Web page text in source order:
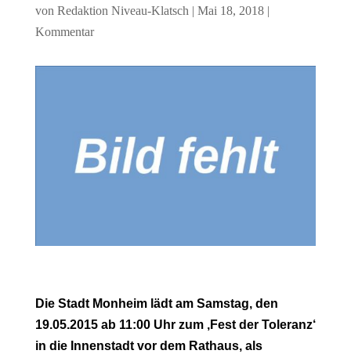
von Redaktion Niveau-Klatsch | Mai 18, 2018|
Kommentar
Die Stadt Monheim lädt am Samstag, den
19.05.2015 ab 11:00 Uhr zum ‚Fest der Toleranz‘
in die Innenstadt vor dem Rathaus, als